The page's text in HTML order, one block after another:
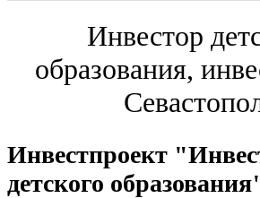
Инвестор
образования,
Инвестпроект
детского